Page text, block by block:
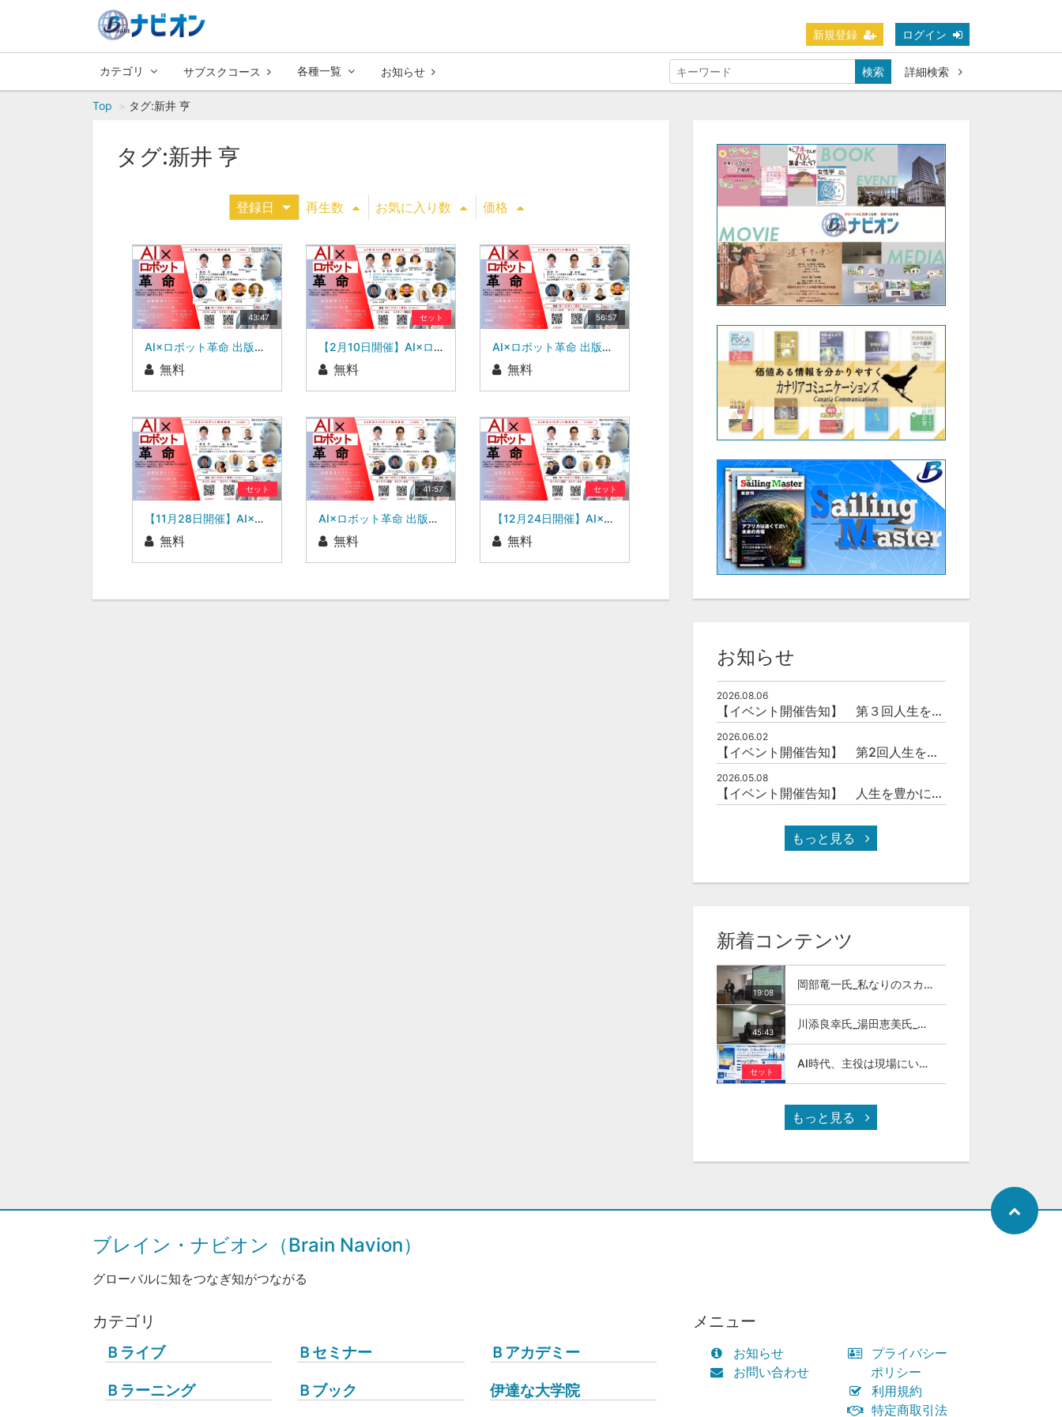
新規登録 ログイン
カテゴリ サブスクコース 各種一覧 お知らせ 検索 詳細検索
Top タグ:新井 亨
タグ:新井 亨
登録日 再生数 お気に入り数 価格
43:47
AI×ロボット革命 出版記念セミナーin徳島AZ日本AIロボット株式会社 新井 亨 氏
無料
セット
【2月10日開催】AI×ロボット革命 出版記念セミナーin徳島
無料
56:57
AI×ロボット革命 出版記念セミナー AZ日本AIロボット株式会社 新井 亨・鄭 剣豪氏
無料
セット
【11月28日開催】AI×ロボット革命 出版記念セミナー
無料
41:57
AI×ロボット革命 出版記念セミナー AZ日本AIロボット株式会社 新井 亨・鄭 剣豪氏
無料
セット
【12月24日開催】AI×ロボット革命 出版記念セミナー
無料
お知らせ
2026.08.06
【イベント開催告知】 第３回人生を豊かにする「本の力」を学ぶ会
2026.06.02
【イベント開催告知】 第2回人生を豊かにする「本の力」を学ぶ会
2026.05.08
【イベント開催告知】 人生を豊かにする「本の力」を学ぶ会
もっと見る
新着コンテンツ
19:08
岡部竜一氏_私なりのスカイカラ―人材
45:43
川添良幸氏_湯田恵美氏_トモダチトーク_第11回伊達な大学院セミナー
セット
AI時代、主役は現場にいる ～スカイカラーという新しい社会のかたち～
もっと見る
ブレイン・ナビオン（Brain Navion）
グローバルに知をつなぎ知がつながる
カテゴリ
Ｂライブ
Ｂセミナー
Ｂアカデミー
Ｂラーニング
Ｂブック 伊達な大学院
メニュー
お知らせ
お問い合わせ
プライバシー
ポリシー
利用規約
特定商取引法